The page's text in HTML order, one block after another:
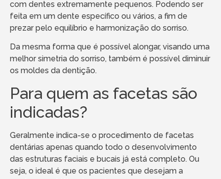
com dentes extremamente pequenos. Podendo ser
feita em um dente específico ou vários, a fim de
prezar pelo equilíbrio e harmonização do sorriso.
Da mesma forma que é possível alongar, visando uma
melhor simetria do sorriso, também é possível diminuir
os moldes da dentição.
Para quem as facetas são
indicadas?
Geralmente indica-se o procedimento de facetas
dentárias apenas quando todo o desenvolvimento
das estruturas faciais e bucais já está completo. Ou
seja, o ideal é que os pacientes que desejam a